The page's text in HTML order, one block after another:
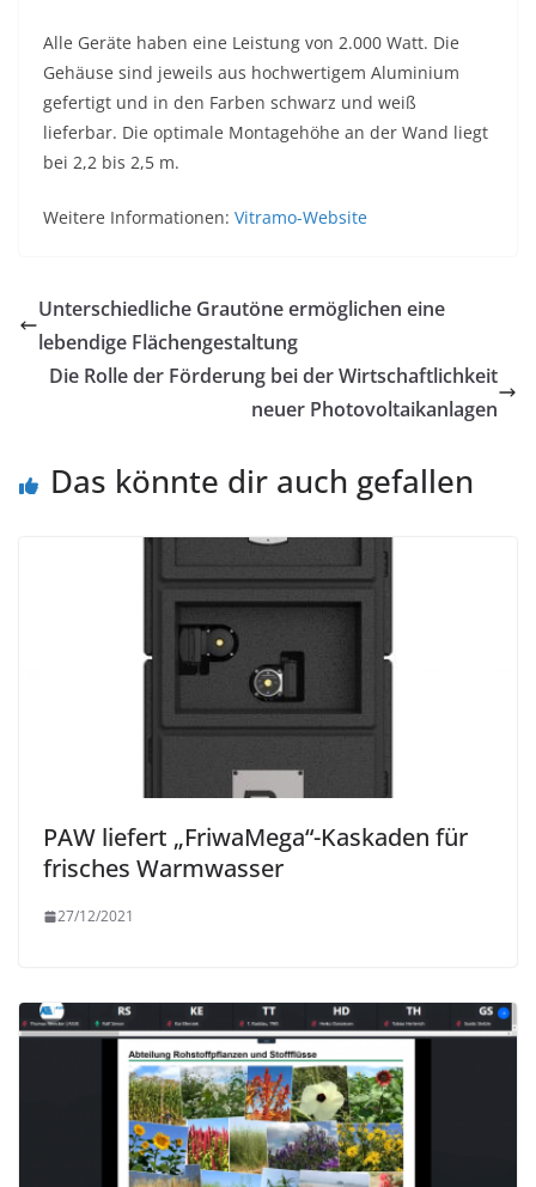
Alle Geräte haben eine Leistung von 2.000 Watt. Die
Gehäuse sind jeweils aus hochwertigem Aluminium
gefertigt und in den Farben schwarz und weiß
lieferbar. Die optimale Montagehöhe an der Wand liegt
bei 2,2 bis 2,5 m.
Weitere Informationen: Vitramo-Website
Unterschiedliche Grautöne ermöglichen eine
lebendige Flächengestaltung
Die Rolle der Förderung bei der Wirtschaftlichkeit
neuer Photovoltaikanlagen
Das könnte dir auch gefallen
PAW liefert „FriwaMega“-Kaskaden für
frisches Warmwasser
27/12/2021